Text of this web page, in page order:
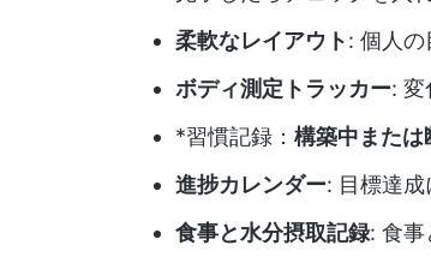
柔軟なレイアウト: 個人
ボディ測定トラッカー: 変
*習慣記録： 構築中または
進捗カレンダー: 目標達
食事と水分摂取記録: 食事